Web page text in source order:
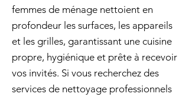
femmes de ménage nettoient en
profondeur les surfaces, les appareils
et les grilles, garantissant une cuisine
propre, hygiénique et prête à recevoir
vos invités. Si vous recherchez des
services de nettoyage professionnels